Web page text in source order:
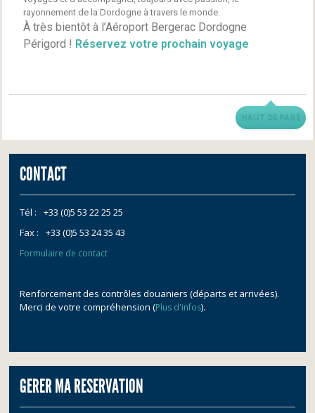
rayonnement de la Dordogne à travers le monde.
À très bientôt à l’Aéroport Bergerac Dordogne
Périgord ! Réservez votre prochain voyage
HAUT DE PAGE
CONTACT
Tél :
+33 (0)5 53 22 25 25
Fax :
+33 (0)5 53 24 35 43
Formulaire de contact
Renforcement des contrôles douaniers (départs et arrivées).
Merci de votre compréhension (Plus d'infos).
GERER MA RESERVATION